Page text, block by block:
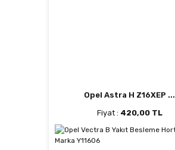
Opel Astra H Z16XEP ...
Fiyat : 420,00 TL